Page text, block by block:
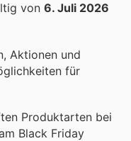
von 6. Juli 2026
Aktionen und
für
Produktarten bei
Black Friday